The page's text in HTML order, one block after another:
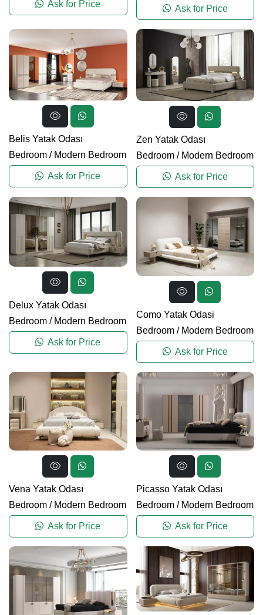
Ask for Price Ask for Price
Belis Yatak Odası
Bedroom / Modern Bedroom
Ask for Price
Zen Yatak Odası
Bedroom/ Modern Bedroom
Ask for Price
Delux Yatak Odası
Bedroom / Modern Bedroom
Ask for Price
Como Yatak Odasi
Bedroom/ Modern Bedroom
Ask for Price
Vena Yatak Odası
Bedroom / Modern Bedroom
Ask for Price
Picasso Yatak Odası
Bedroom/ Modern Bedroom
Ask for Price